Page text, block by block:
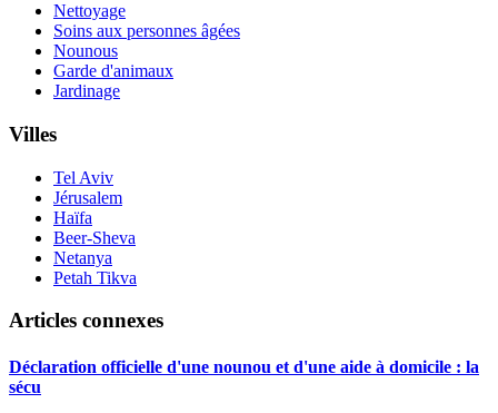
Nettoyage
Soins aux personnes âgées
Nounous
Garde d'animaux
Jardinage
Villes
Tel Aviv
Jérusalem
Haïfa
Beer-Sheva
Netanya
Petah Tikva
Articles connexes
Déclaration officielle d'une nounou et d'une aide à domicile : la
sécu